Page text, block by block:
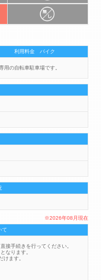
利用料金 バイク
用の自転車駐車場です。
※2026年08月現在
て
接手続きを行ってください。
なります。
けます。